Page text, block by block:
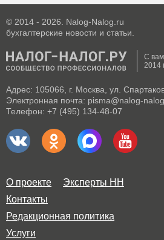
© 2014 - 2026. Nalog-Nalog.ru
бухгалтерские новости и статьи.
С
2014
Адрес: 105066, г. Москва, ул.
Электронная почта: pisma@nalog-
Телефон: +7 (495) 134-48-07
О проекте
Эксперты НН
Контакты
Редакционная политика
Услуги